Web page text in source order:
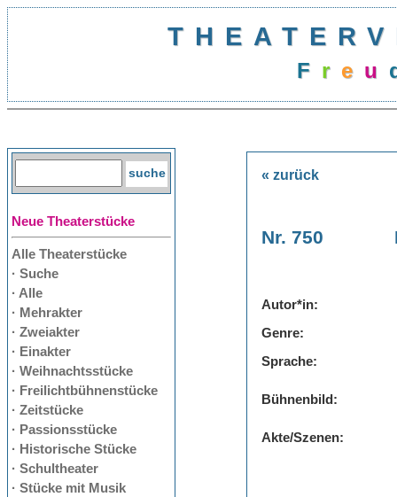
Freu
Neue Theaterstücke
Alle Theaterstücke
· Suche
· Alle
· Mehrakter
· Zweiakter
· Einakter
· Weihnachtsstücke
· Freilichtbühnenstücke
· Zeitstücke
· Passionsstücke
· Historische Stücke
· Schultheater
· Stücke mit Musik
« zurück
Nr. 750
Autor*in:
Genre:
Sprache:
Bühnenbild:
Akte/Szenen: